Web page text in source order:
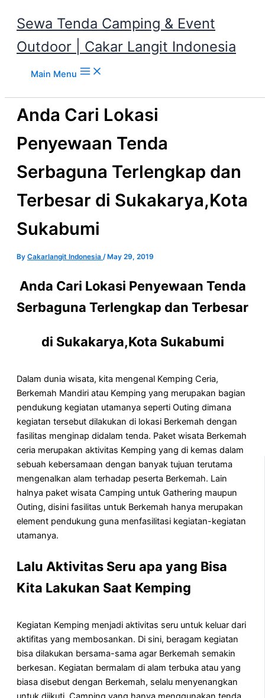
Sewa Tenda Camping & Event
Outdoor | Cakar Langit Indonesia
Main Menu
Anda Cari Lokasi
Penyewaan Tenda
Serbaguna Terlengkap dan
Terbesar di Sukakarya,Kota
Sukabumi
By Cakarlangit Indonesia / May 29, 2019
Anda Cari Lokasi Penyewaan Tenda
Serbaguna Terlengkap dan Terbesar
di Sukakarya,Kota Sukabumi
Dalam dunia wisata, kita mengenal Kemping Ceria,
Berkemah Mandiri atau Kemping yang merupakan bagian
pendukung kegiatan utamanya seperti Outing dimana
kegiatan tersebut dilakukan di lokasi Berkemah dengan
fasilitas menginap didalam tenda. Paket wisata Berkemah
ceria merupakan aktivitas Kemping yang di kemas dalam
sebuah kebersamaan dengan banyak tujuan terutama
mengenalkan alam terhadap peserta Berkemah. Lain
halnya paket wisata Camping untuk Gathering maupun
Outing, disini fasilitas untuk Berkemah hanya merupakan
element pendukung guna menfasilitasi kegiatan-kegiatan
utamanya.
Lalu Aktivitas Seru apa yang Bisa
Kita Lakukan Saat Kemping
Kegiatan Kemping menjadi aktivitas seru untuk keluar dari
aktifitas yang membosankan. Di sini, beragam kegiatan
bisa dilakukan bersama-sama agar Berkemah semakin
berkesan. Kegiatan bermalam di alam terbuka atau yang
biasa disebut dengan Berkemah, selalu menyenangkan